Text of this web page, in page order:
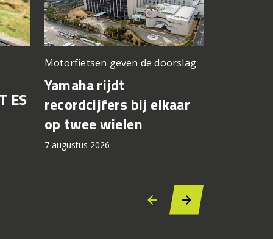
ES
Motorfietsen geven de doorslag
Yamaha rijdt
recordcijfers bij elkaar
op twee wielen
7 augustus 2026